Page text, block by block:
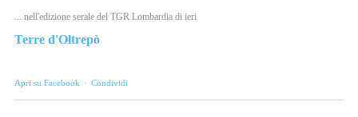
... nell'edizione serale del TGR Lombardia di ieri
Terre d'Oltrepò
Apri su Facebook · Condividi